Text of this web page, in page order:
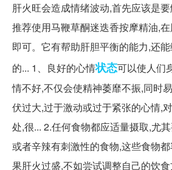
肝火旺会造成情绪波动,首先应该是要
推荐使用马鞭草酮迷迭香按摩精油,
即可。它有帮助肝胆平衡的能力,还
的... 1、良好的心情状态可以使人们
情不好,不仅会使精神萎靡不振,同时
伏过大,过于激动或过于紧张的心情,
处,很... 2.任何食物都应适量摄取,尤
或者辛辣有刺激性的食物,这些食物
果肝火过盛,不如尝试调整自己的饮